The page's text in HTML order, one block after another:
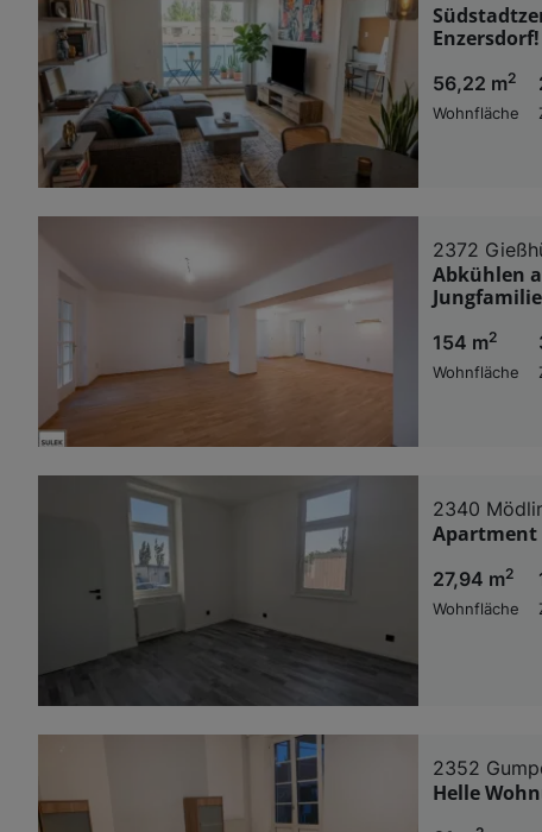
Enzersdorf!
56,22 m2
Wohnfläche
2372
Abkühlen
154 m2
Wohnfläche
2340
Apartment
27,94 m2
Wohnfläche
2352
Helle